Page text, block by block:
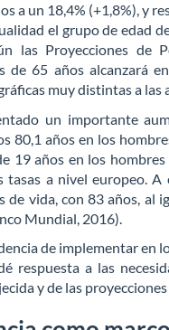
a un 18,4% (+1,8%), y
el grupo de edad
las Proyecciones de
de 65 años alcanzará
muy distintas a las
un importante
80,1 años en los
19 años en los
tasas a nivel europeo.
de vida, con 83 años, al
Mundial, 2016).
de implementar en
respuesta a las
y de las